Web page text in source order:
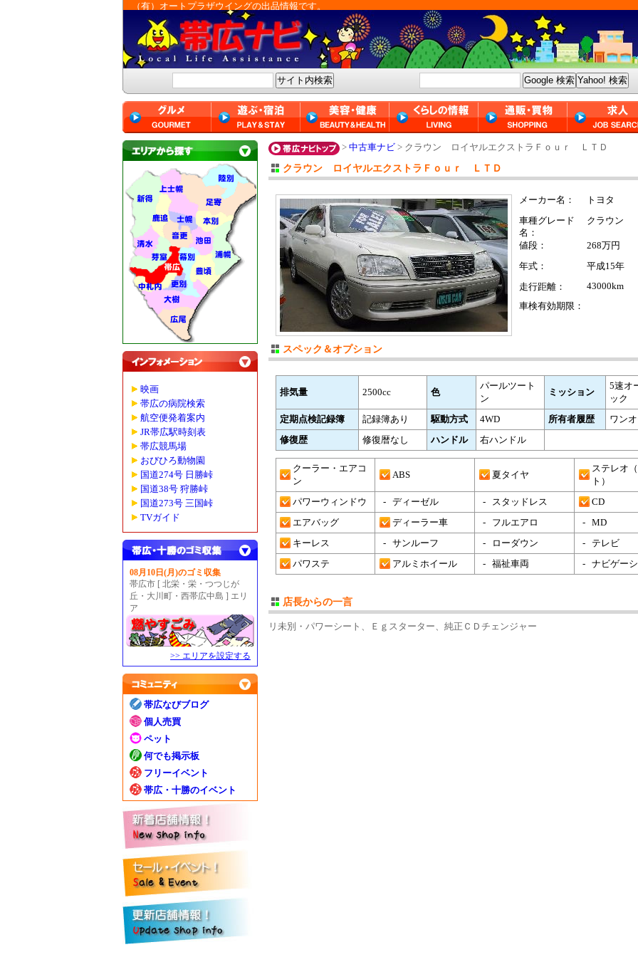
（有）オートプラザウイングの出品情報です。
映画
帯広の病院検索
航空便発着案内
JR帯広駅時刻表
帯広競馬場
おびひろ動物園
国道274号 日勝峠
国道38号 狩勝峠
国道273号 三国峠
TVガイド
08月10日(月)のゴミ収集
帯広市 [ 北栄・栄・つつじが
丘・大川町・西帯広中島 ] エリ
ア
>> エリアを設定する
帯広なびブログ
個人売買
ペット
何でも掲示板
フリーイベント
帯広・十勝のイベント
> 中古車ナビ > クラウン ロイヤルエクストラＦｏｕｒ ＬＴＤ
クラウン ロイヤルエクストラＦｏｕｒ ＬＴＤ
メーカー名： トヨタ
車種グレード
名：
クラウン
値段： 268万円
年式： 平成15年
走行距離：
43000km
車検有効期限：
スペック＆オプション
排気量 2500cc 色
パールツート
ン
ミッション
5速オ
ック
定期点検記録簿
記録簿あり 駆動方式 4WD 所有者履歴
ワン
修復歴
修復暦なし ハンドル 右ハンドル
クーラー・エアコ
ン
ABS 夏タイヤ
ステレオ
ト）
パワーウィンドウ
- ディーゼル - スタッドレス
CD
エアバッグ
ディーラー車 - フルエアロ - MD
キーレス
- サンルーフ - ローダウン -
テレビ
パワステ
アルミホイール - 福祉車両 - ナビゲー
店長からの一言
リ未別・パワーシート、Ｅｇスターター、純正ＣＤチェンジャー